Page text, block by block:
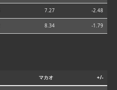
7.27 -2.48
8.34 -1.79
マカオ +/-